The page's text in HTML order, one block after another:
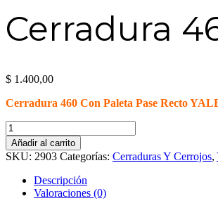
Cerradura
$ 1.400,00
Cerradura 460 Con Paleta Pase Recto
Cerradura
460
Con
Paleta
Pase
Recto
YALE
Añadir al carrito
SKU: 2903 Categorías: Cerraduras Y Cerrojos,
Descripción
Valoraciones (0)